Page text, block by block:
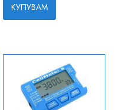
КУПУВАМ